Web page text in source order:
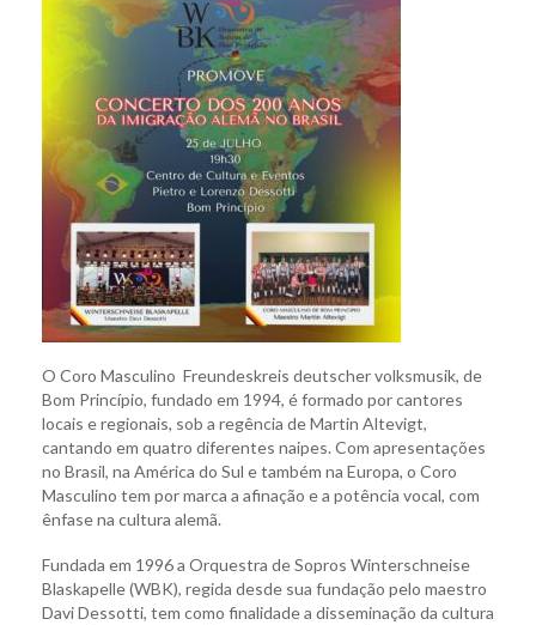
O Coro Masculino Freundeskreis deutscher volksmusik, de
Bom Princípio, fundado em 1994, é formado por cantores
locais e regionais, sob a regência de Martin Altevigt,
cantando em quatro diferentes naipes. Com apresentações
no Brasil, na América do Sul e também na Europa, o Coro
Masculino tem por marca a afinação e a potência vocal, com
ênfase na cultura alemã.
Fundada em 1996 a Orquestra de Sopros Winterschneise
Blaskapelle (WBK), regida desde sua fundação pelo maestro
Davi Dessotti, tem como finalidade a disseminação da cultura